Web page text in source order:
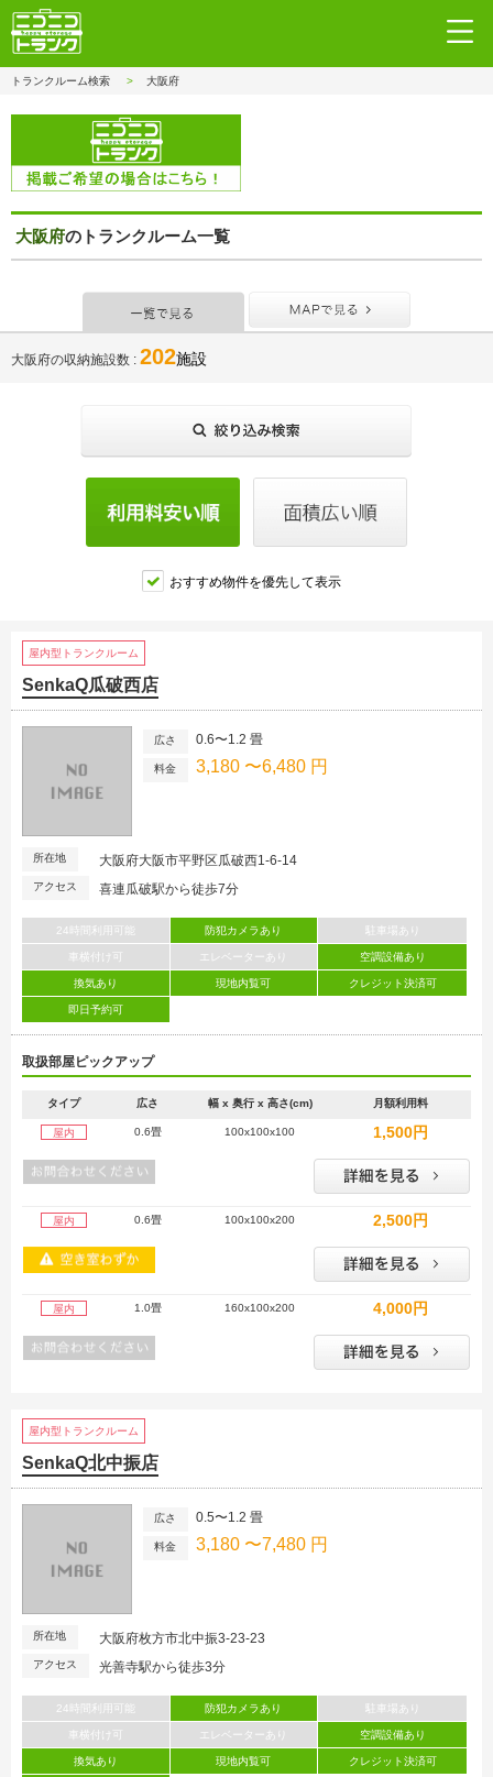
トランクルーム検索 大阪府
大阪府のトランクルーム一覧
大阪府の収納施設数 202施設
おすすめ物件を優先して表示
屋内型トランクルーム
SenkaQ瓜破西店
広さ 0.6〜1.2 畳
料金 3,180 〜6,480 円
所在地 大阪府大阪市平野区瓜破西1-6-14
アクセス 喜連瓜破駅から徒歩7分
24時間利用可能 防犯カメラあり 駐車場あり
車横付け可 エレベーターあり 空調設備あり
換気あり 現地内覧可 クレジット決済可
即日予約可
取扱部屋ピックアップ
タイプ 広さ 幅 x 奥行 x 高さ(cm) 月額利用料
屋内 0.6畳 100x100x100 1,500円
屋内 0.6畳 100x100x200 2,500円
屋内 1.0畳 160x100x200 4,000円
屋内型トランクルーム
SenkaQ北中振店
広さ 0.5〜1.2 畳
料金 3,180 〜7,480 円
所在地 大阪府枚方市北中振3-23-23
アクセス 光善寺駅から徒歩3分
24時間利用可能 防犯カメラあり 駐車場あり
車横付け可 エレベーターあり 空調設備あり
換気あり 現地内覧可 クレジット決済可